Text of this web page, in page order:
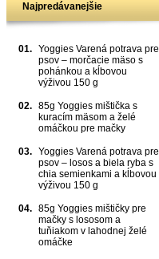
Najpredávanejšie
01. Yoggies Varená potrava pre
psov – morčacie mäso s
pohánkou a kĺbovou
výživou 150 g
02. 85g Yoggies mištička s
kuracím mäsom a želé
omáčkou pre mačky
03. Yoggies Varená potrava pre
psov – losos a biela ryba s
chia semienkami a kĺbovou
výživou 150 g
04. 85g Yoggies mištičky pre
mačky s lososom a
tuňiakom v lahodnej želé
omáčke